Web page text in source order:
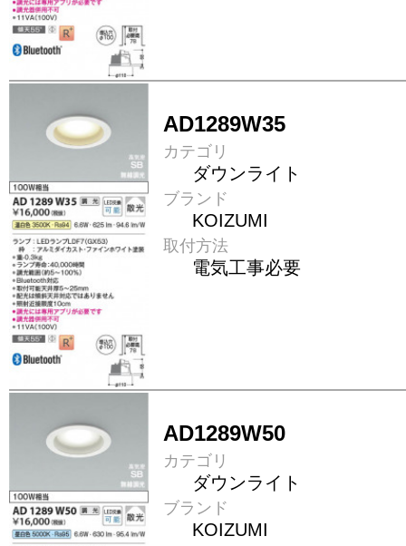
AD1289W35
カテゴリ
ダウンライト
ブランド
KOIZUMI
取付方法
電気工事必要
AD1289W50
カテゴリ
ダウンライト
ブランド
KOIZUMI